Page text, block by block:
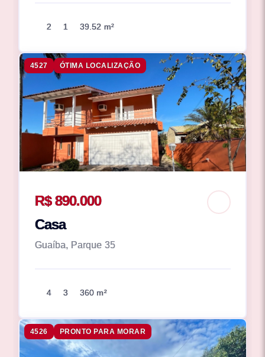
2 1 39.52 m²
4527 ÓTIMA LOCALIZAÇÃO
R$ 890.000
Casa
Guaíba, Parque 35
4 3 360 m²
4526 PRONTO PARA MORAR